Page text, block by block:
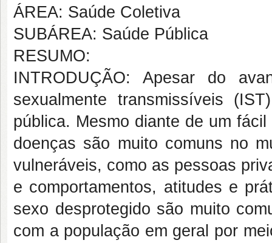
ÁREA: Saúde Coletiva
SUBÁREA: Saúde Pública
RESUMO:
INTRODUÇÃO: Apesar do
sexualmente transmissíveis
pública. Mesmo diante de um
doenças são muito comuns no
vulneráveis, como as pessoas
e comportamentos, atitudes e
sexo desprotegido são muito
com a população em geral por